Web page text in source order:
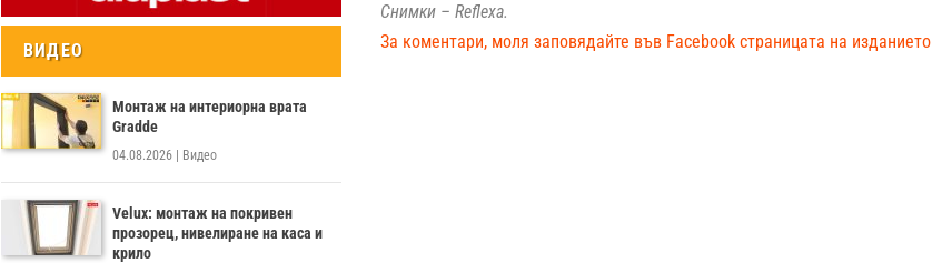
ВИДЕО
Монтаж на интериорна врата
Gradde
04.08.2026 Видео
Velux: монтаж на покривен
прозорец, нивелиране на каса и
крило
Снимки – Reflexa.
За коментари, моля заповядайте във Facebook страницата на